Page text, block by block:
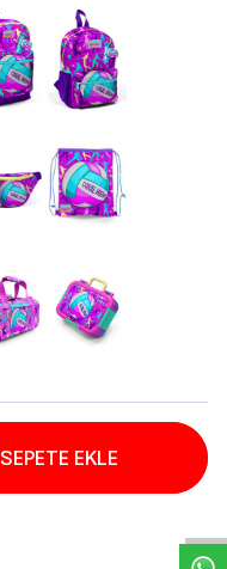
SEPETE EKLE